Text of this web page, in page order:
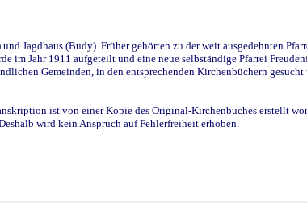
Jagdhaus (Budy). Früher gehörten zu der weit ausgedehnten
im Jahr 1911 aufgeteilt und eine neue selbständige Pfarrei
Gemeinden, in den entsprechenden Kirchenbüchern gesucht
ist von einer Kopie des Original-Kirchenbuches erstellt
wird kein Anspruch auf Fehlerfreiheit erhoben.